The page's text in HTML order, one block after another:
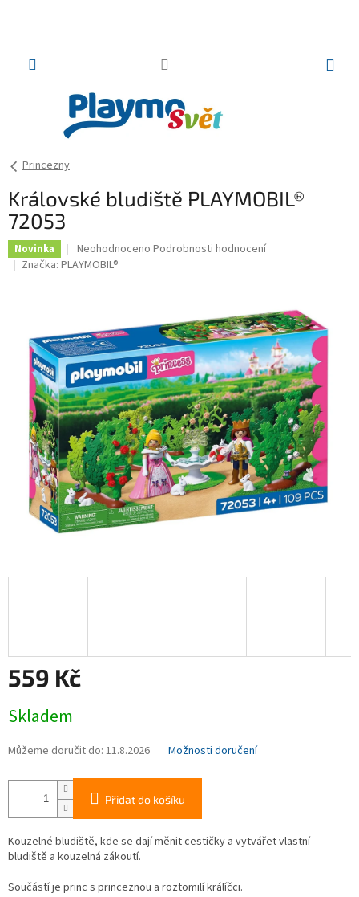
Princezny
Královské bludiště PLAYMOBIL®
72053
Novinka
Průměrné
hodnocení
5
hvězdiček.
Neohodnoceno Podrobnosti hodnocení
Značka: PLAYMOBIL®
559 Kč
cena:
Skladem
Můžeme doručit do: 11.8.2026 Možnosti doručení
Přidat do košíku
Kouzelné bludiště, kde se dají měnit cestičky a vytvářet vlastní
bludiště a kouzelná zákoutí.
Součástí je princ s princeznou a roztomilí králíčci.